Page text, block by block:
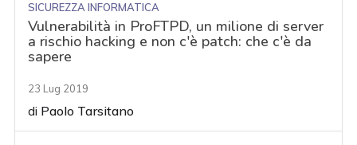
SICUREZZA INFORMATICA
Vulnerabilità in ProFTPD, un milione di server
a rischio hacking e non c'è patch: che c'è da
sapere
23 Lug 2019
di Paolo Tarsitano